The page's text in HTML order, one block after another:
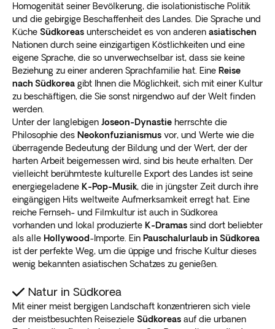
Homogenität seiner Bevölkerung, die isolationistische Politik
und die gebirgige Beschaffenheit des Landes. Die Sprache und
Küche Südkoreas unterscheidet es von anderen asiatischen
Nationen durch seine einzigartigen Köstlichkeiten und eine
eigene Sprache, die so unverwechselbar ist, dass sie keine
Beziehung zu einer anderen Sprachfamilie hat. Eine Reise
nach Südkorea gibt Ihnen die Möglichkeit, sich mit einer Kultur
zu beschäftigen, die Sie sonst nirgendwo auf der Welt finden
werden.
Unter der langlebigen Joseon-Dynastie herrschte die
Philosophie des Neokonfuzianismus vor, und Werte wie die
überragende Bedeutung der Bildung und der Wert, der der
harten Arbeit beigemessen wird, sind bis heute erhalten. Der
vielleicht berühmteste kulturelle Export des Landes ist seine
energiegeladene K-Pop-Musik, die in jüngster Zeit durch ihre
eingängigen Hits weltweite Aufmerksamkeit erregt hat. Eine
reiche Fernseh- und Filmkultur ist auch in Südkorea
vorhanden und lokal produzierte K-Dramas sind dort beliebter
als alle Hollywood-Importe. Ein Pauschalurlaub in Südkorea
ist der perfekte Weg, um die üppige und frische Kultur dieses
wenig bekannten asiatischen Schatzes zu genießen.
Natur in Südkorea
Mit einer meist bergigen Landschaft konzentrieren sich viele
der meistbesuchten Reiseziele Südkoreas auf die urbanen